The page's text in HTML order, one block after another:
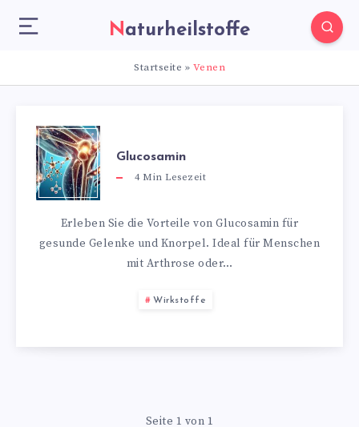
Naturheilstoffe
Startseite » Venen
Glucosamin
4Min Lesezeit
Erleben Sie die Vorteile von Glucosamin für
gesunde Gelenke und Knorpel. Ideal für Menschen
mit Arthrose oder…
Wirkstoffe
Seite 1 von 1